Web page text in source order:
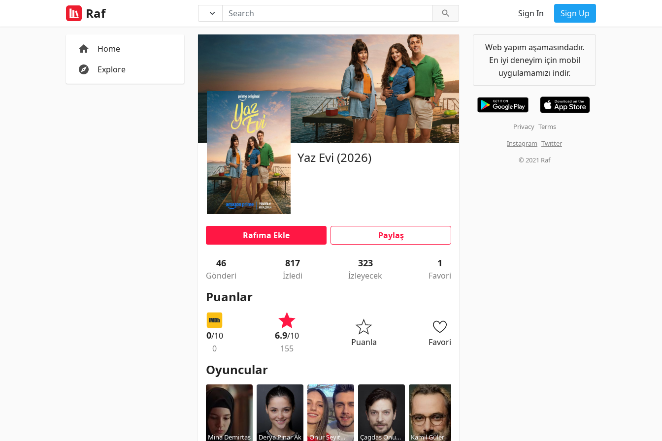
Raf Sign In Sign Up
Home
Explore
Yaz Evi (2026)
Rafıma Ekle Paylaş
46
Gönderi
817
İzledi
323
İzleyecek
1
Favori
Puanlar
0/10
0
6.9/10
155
Puanla Favori
Oyuncular
Mina Demirtas Derya Pınar Ak Onur Seyit Çagdas Onur Kamil Güler
Web yapım aşamasındadır.
En iyi deneyim için mobil
uygulamamızı indir.
Privacy Terms
Instagram Twitter
© 2021 Raf